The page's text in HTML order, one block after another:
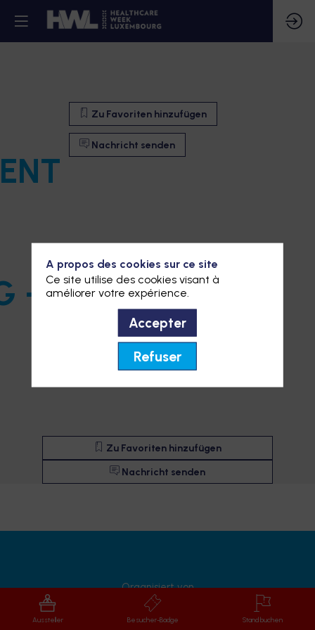
Zu Favoriten hinzufügen
Nachricht senden
-
Zu Favoriten hinzufügen
Nachricht senden
Organisiert von
Aussteller Besucher-Badge Stand buchen
A propos des cookies sur ce site
Ce site utilise des cookies visant à
améliorer votre expérience.
Accepter
Refuser